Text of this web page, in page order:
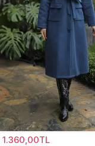
1.360,00TL